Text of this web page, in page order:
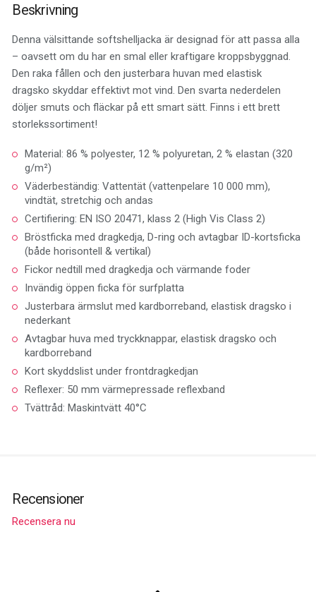
Beskrivning
Denna välsittande softshelljacka är designad för att passa alla
– oavsett om du har en smal eller kraftigare kroppsbyggnad.
Den raka fållen och den justerbara huvan med elastisk
dragsko skyddar effektivt mot vind. Den svarta nederdelen
döljer smuts och fläckar på ett smart sätt. Finns i ett brett
storlekssortiment!
Material: 86 % polyester, 12 % polyuretan, 2 % elastan (320
g/m²)
Väderbeständig: Vattentät (vattenpelare 10 000 mm),
vindtät, stretchig och andas
Certifiering: EN ISO 20471, klass 2 (High Vis Class 2)
Bröstficka med dragkedja, D-ring och avtagbar ID-kortsficka
(både horisontell & vertikal)
Fickor nedtill med dragkedja och värmande foder
Invändig öppen ficka för surfplatta
Justerbara ärmslut med kardborreband, elastisk dragsko i
nederkant
Avtagbar huva med tryckknappar, elastisk dragsko och
kardborreband
Kort skyddslist under frontdragkedjan
Reflexer: 50 mm värmepressade reflexband
Tvättråd: Maskintvätt 40°C
Recensioner
Recensera nu